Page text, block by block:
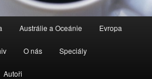
Austrálie a Oceánie Evropa
O nás Speciály
Autoři